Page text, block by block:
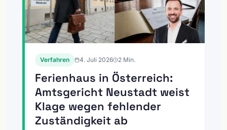
Verfahren 4. Juli 2026 2 Min.
Ferienhaus in Österreich:
Amtsgericht Neustadt weist
Klage wegen fehlender
Zuständigkeit ab